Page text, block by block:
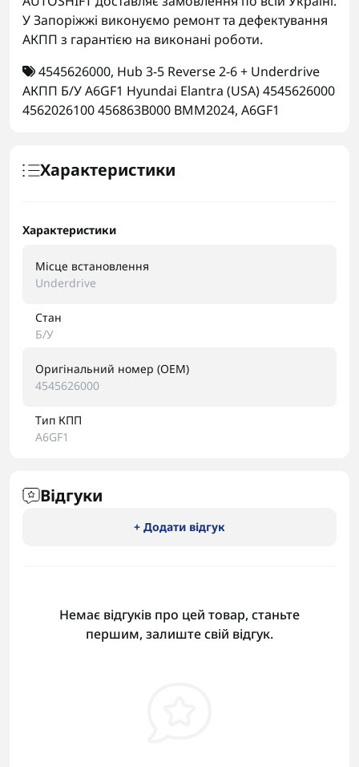
У Запоріжжі виконуємо ремонт та дефектування
АКПП з гарантією на виконані роботи.
4545626000, Hub 3-5 Reverse 2-6 + Underdrive
АКПП Б/У A6GF1 Hyundai Elantra (USA) 4545626000
4562026100 456863B000 BMM2024, A6GF1
Характеристики
Характеристики
Місце встановлення
Underdrive
Стан
Б/У
Оригінальний номер (OEM)
4545626000
Тип КПП
A6GF1
Відгуки
+ Додати відгук
Немає відгуків про цей товар, станьте
першим, залиште свій відгук.